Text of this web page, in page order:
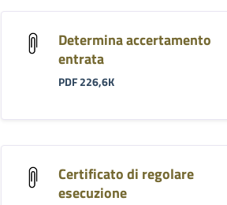
Determina accertamento
entrata
PDF 226,6K
Certificato di regolare
esecuzione